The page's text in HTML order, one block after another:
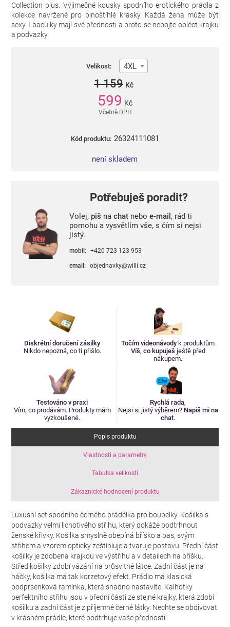
Collection plus. Výjimečné kousky spodního erotického prádla z
kolekce navržené pro plnoštíhlé krásky. Každá žena může být
sexy. I baculky mají své přednosti a proto se nebojte obléct krajku
a podvazky.
Velikost: 4XL
1 159 Kč
599 Kč
Včetně DPH
Kód produktu: 26324111081
není skladem
Potřebuješ poradit?
Volej, piš na chatnebo e-mail , rád ti
pomohu a vysvětlím vše, s čím si nejsi
jistý.
mobil: +420 723 123 953
email: objednavky@willi.cz
Diskrétní doručení zásilky
Nikdo nepozná, co ti přišlo.
Točím videonávody k produktům
Víš, co kupuješ ještě před
nákupem.
Testováno v praxi
Vím, co prodávám. Produkty mám
vyzkoušené.
Rychlá rada,
Nejsi si jistý výběrem? Napiš mi na
chat.
Popis produktu
Vlastnosti a parametry
Tabulka velikostí
Zákaznické hodnocení produktu
Luxusní set spodního černého prádélka pro boubelky. Košilka s
podvazky velmi lichotivého střihu, který dokáže podtrhnout
ženské křivky. Košilka smyslně obepíná bříško a pas, svým
střihem a vzorem opticky zeštíhluje a tvaruje postavu. Přední část
košilky je zdobena krajkou ve výstřihu a v detailech na bříšku.
Střed košilky zdobí vázání na průsvitné látce. Zadní část je na
háčky, košilka má tak korzetový efekt. Prádlo má klasická
podprsenková ramínka, která snadno nastavíte. Kalhotky
perfektního střihu jsou v přední části ze stejné krajky, která zdobí
košilku a zadní část je z příjemné černé látky. Nechte se obdivovat
v krásném prádle, které podtrhuje vaše přednosti.